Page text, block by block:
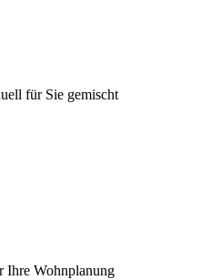
für Sie gemischt
Ihre Wohnplanung